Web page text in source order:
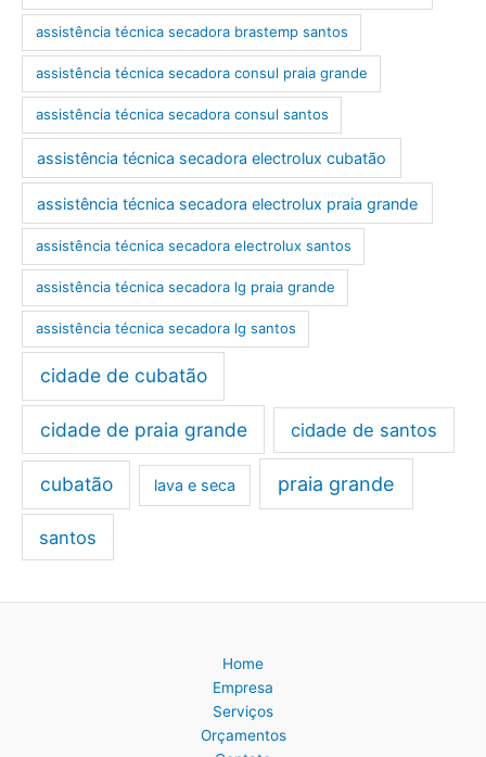
assistência técnica secadora brastemp santos
assistência técnica secadora consul praia grande
assistência técnica secadora consul santos
assistência técnica secadora electrolux cubatão
assistência técnica secadora electrolux praia grande
assistência técnica secadora electrolux santos
assistência técnica secadora lg praia grande
assistência técnica secadora lg santos
cidade de cubatão
cidade de praia grande cidade de santos
cubatão lava e seca praia grande
santos
Home
Empresa
Serviços
Orçamentos